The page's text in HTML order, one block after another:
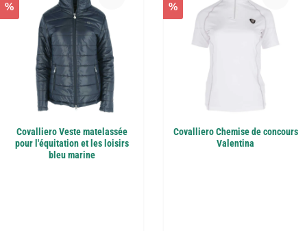
%
Covalliero Veste matelassée
pour l'équitation et les loisirs
bleu marine
%
Covalliero Chemise de concours
Valentina